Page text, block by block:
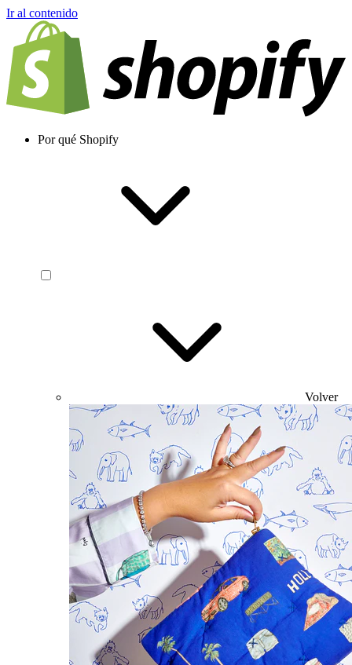
Ir al contenido
Por qué Shopify
Volver